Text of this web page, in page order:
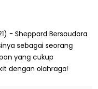
- Sheppard Bersaudara
sebagai seorang
yang cukup
dengan olahraga!